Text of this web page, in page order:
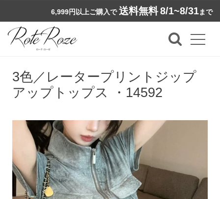
6,999円以上ご購入で 送料無料8/1~8/31まで
3色／レータープリントジップ
アップトップス ・14592